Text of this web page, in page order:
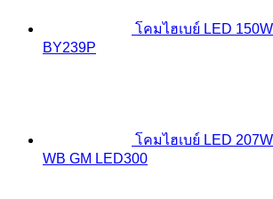
โคมไฮเบย์ LED
BY239P
โคมไฮเบย์ LED
WB GM LED300